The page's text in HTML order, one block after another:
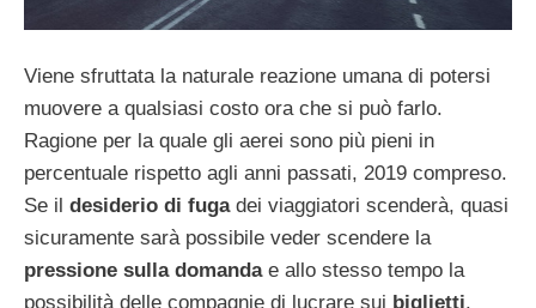
Viene sfruttata la naturale reazione umana di potersi
muovere a qualsiasi costo ora che si può farlo.
Ragione per la quale gli aerei sono più pieni in
percentuale rispetto agli anni passati, 2019 compreso.
Se il desiderio di fugadei viaggiatori scenderà, quasi
sicuramente sarà possibile veder scendere la
pressione sulla domandae allo stesso tempo la
possibilità delle compagnie di lucrare sui biglietti.